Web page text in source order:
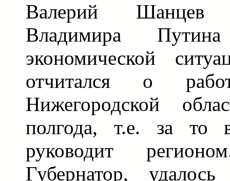
Валерий Шанцев
Владимира
экономической
отчитался о
Нижегородской
полгода, т.е. за то
руководит
Губернатор,